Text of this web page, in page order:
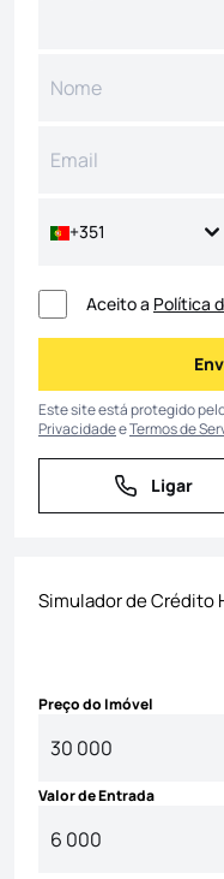
+351
Aceito a Política
Este site está protegido
PrivacidadeeTermos de
Ligar
Ligar
Simulador de Crédito
Preço do Imóvel
Valor de Entrada